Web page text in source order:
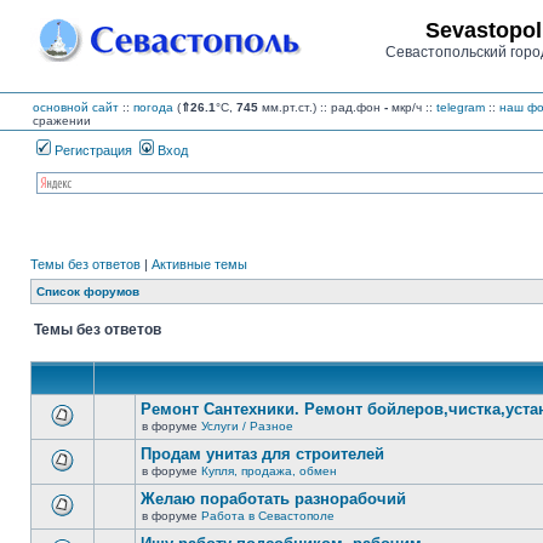
Севастопольский
основной сайт :: погода (⇑26.1°C, 745 мм.рт.ст.) :: рад.фон - мкр/ч :: telegram :: наш
сражении
Регистрация Вход
Темы без ответов | Активные темы
Список форумов
Темы без ответов
новых
непрочитанных
сообщений.
Ремонт Сантехники. Ремонт
в форуме Услуги / Разное
новых
Продам унитаз для строителей
в форуме Купля, продажа, обмен
Желаю поработать разнорабочий
в форуме Работа в Севастополе